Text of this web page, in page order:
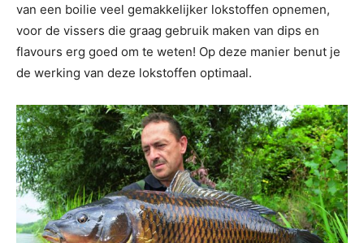
van een boilie veel gemakkelijker lokstoffen opnemen,
voor de vissers die graag gebruik maken van dips en
flavours erg goed om te weten! Op deze manier benut je
de werking van deze lokstoffen optimaal.